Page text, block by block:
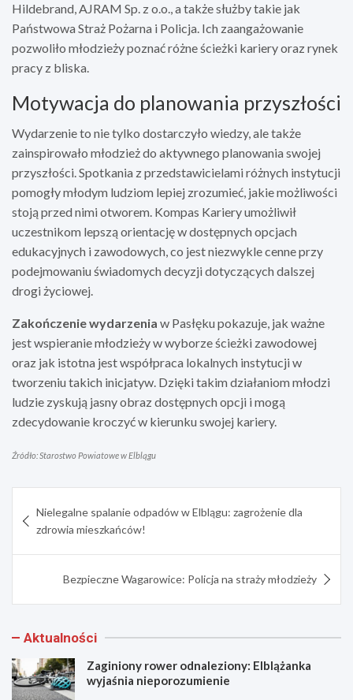
Hildebrand, AJRAM Sp. z o.o., a także służby takie jak
Państwowa Straż Pożarna i Policja. Ich zaangażowanie
pozwoliło młodzieży poznać różne ścieżki kariery oraz rynek
pracy z bliska.
Motywacja do planowania przyszłości
Wydarzenie to nie tylko dostarczyło wiedzy, ale także
zainspirowało młodzież do aktywnego planowania swojej
przyszłości. Spotkania z przedstawicielami różnych instytucji
pomogły młodym ludziom lepiej zrozumieć, jakie możliwości
stoją przed nimi otworem. Kompas Kariery umożliwił
uczestnikom lepszą orientację w dostępnych opcjach
edukacyjnych i zawodowych, co jest niezwykle cenne przy
podejmowaniu świadomych decyzji dotyczących dalszej
drogi życiowej.
Zakończenie wydarzenia w Pasłęku pokazuje, jak ważne
jest wspieranie młodzieży w wyborze ścieżki zawodowej
oraz jak istotna jest współpraca lokalnych instytucji w
tworzeniu takich inicjatyw. Dzięki takim działaniom młodzi
ludzie zyskują jasny obraz dostępnych opcji i mogą
zdecydowanie kroczyć w kierunku swojej kariery.
Źródło: Starostwo Powiatowe w Elblągu
wpisu
Nielegalne spalanie odpadów w Elblągu: zagrożenie dla
zdrowia mieszkańców!
Bezpieczne Wagarowice: Policja na straży młodzieży
Aktualności
Zaginiony rower odnaleziony: Elblążanka
wyjaśnia nieporozumienie